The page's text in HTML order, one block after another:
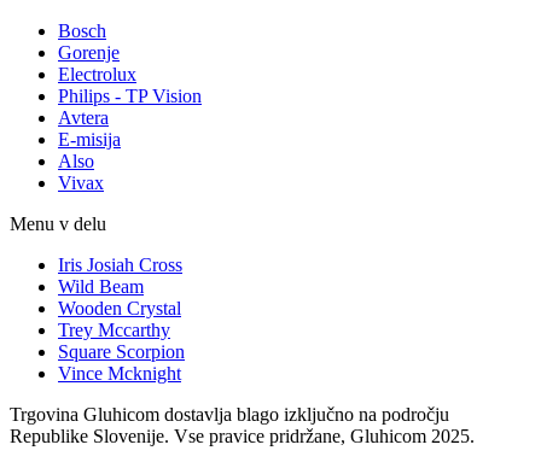
Bosch
Gorenje
Electrolux
Philips - TP Vision
Avtera
E-misija
Also
Vivax
Menu v delu
Iris Josiah Cross
Wild Beam
Wooden Crystal
Trey Mccarthy
Square Scorpion
Vince Mcknight
Trgovina Gluhicom dostavlja blago izključno na področju
Republike Slovenije. Vse pravice pridržane, Gluhicom 2025.